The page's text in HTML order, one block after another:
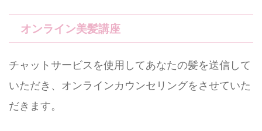
オンライン美髪講座
チャットサービスを使用してあなたの髪を送信して
いただき、オンラインカウンセリングをさせていた
だきます。